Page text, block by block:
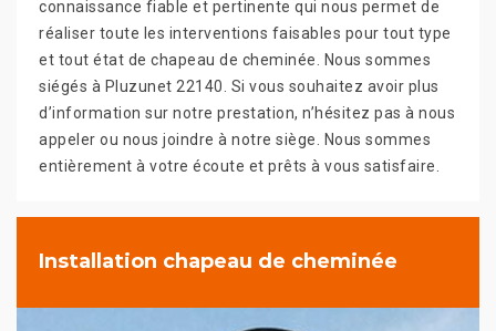
connaissance fiable et pertinente qui nous permet de
réaliser toute les interventions faisables pour tout type
et tout état de chapeau de cheminée. Nous sommes
siégés à Pluzunet 22140. Si vous souhaitez avoir plus
d’information sur notre prestation, n’hésitez pas à nous
appeler ou nous joindre à notre siège. Nous sommes
entièrement à votre écoute et prêts à vous satisfaire.
Installation chapeau de cheminée